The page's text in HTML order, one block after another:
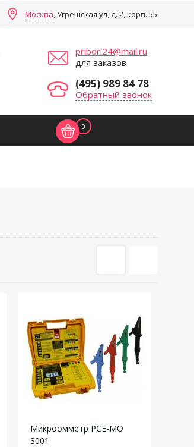
Москва, Угрешская ул, д. 2, корп. 55
pribori24@mail.ru
для заказов
(495) 989 84 78
Обратный звонок
0
Микроомметр PCE-MO
3001